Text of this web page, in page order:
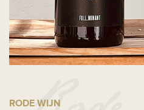
RODE WIJN